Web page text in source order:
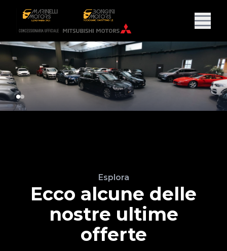
Esplora
Ecco alcune delle
nostre ultime
offerte